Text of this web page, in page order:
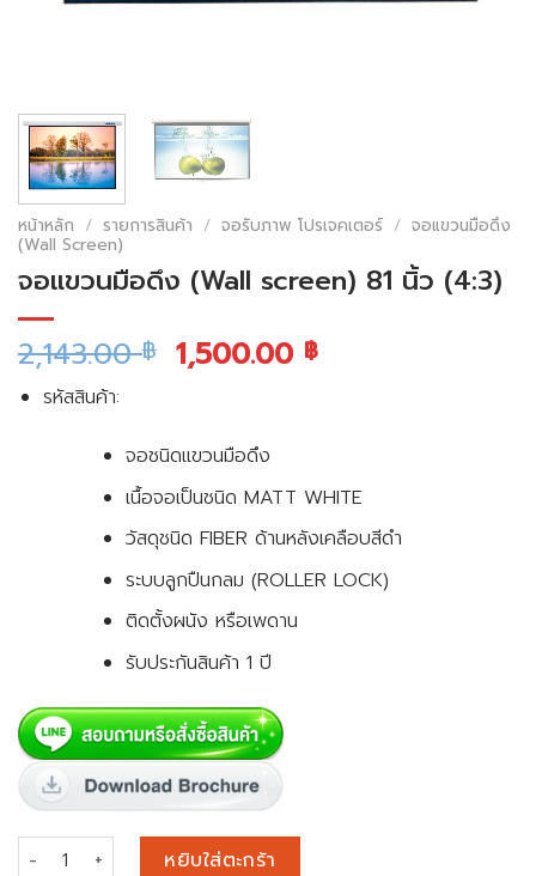
หน้าหลัก / รายการสินค้า / จอรับภาพ โปรเจคเตอร์ / จอแขวนมือดึง
(Wall Screen)
จอแขวนมือดึง (Wall screen) 81 นิ้ว (4:3)
2,143.00฿ 1,500.00 ฿
รหัสสินค้า:
จอชนิดแขวนมือดึง
เนื้อจอเป็นชนิด MATT WHITE
วัสดุชนิด FIBER ด้านหลังเคลือบสีดำ
ระบบลูกปืนกลม (ROLLER LOCK)
ติดตั้งผนัง หรือเพดาน
รับประกันสินค้า 1 ปี
จำนวน จอแขวนมือดึง (Wall screen) 81 นิ้ว (4:3) ชิ้น
หยิบใส่ตะกร้า